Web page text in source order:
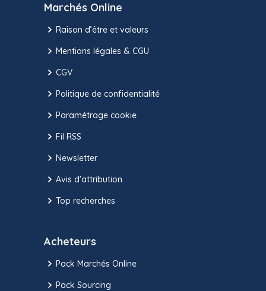
Marchés Online
Raison d’être et valeurs
Mentions légales & CGU
CGV
Politique de confidentialité
Paramétrage cookie
Fil RSS
Newsletter
Avis d'attribution
Top recherches
Acheteurs
Pack Marchés Online
Pack Sourcing